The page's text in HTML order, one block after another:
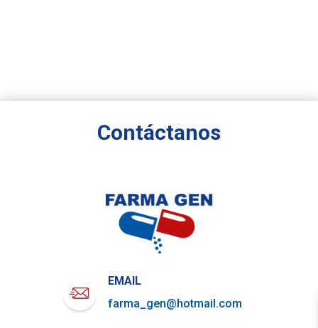
Contáctanos
EMAIL
farma_gen@hotmail.com